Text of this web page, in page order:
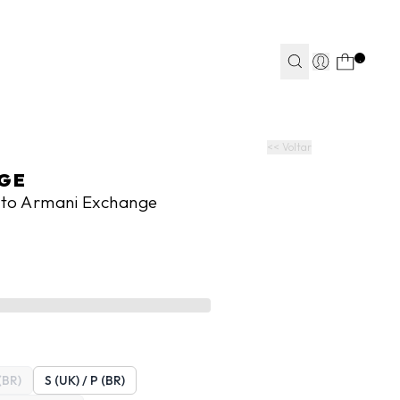
<< Voltar
Armani Exchange
S (UK) / P (BR)